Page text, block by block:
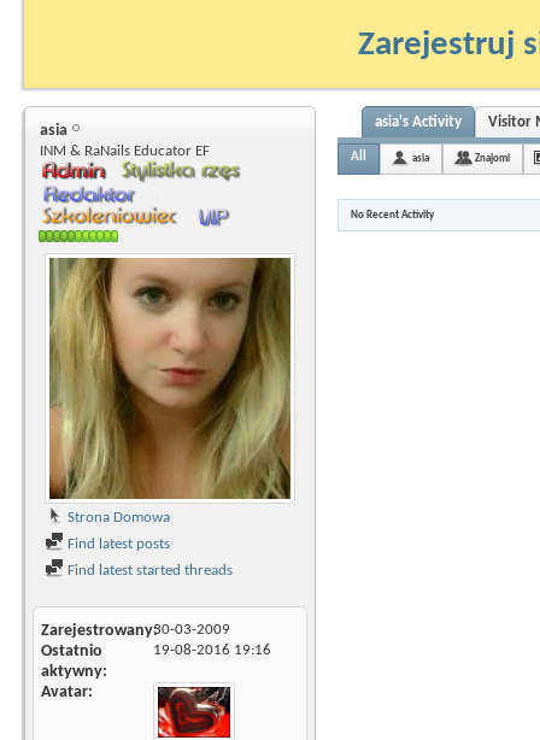
Zarejestruj
asia
INM & RaNails Educator EF
Strona Domowa
Find latest posts
Find latest started threads
Zarejestrowany30-03-2009
Ostatnio
aktywny
19-08-2016 19:16
Avatar
asia's Activity Visitor
All asia Znajomi
No Recent Activity